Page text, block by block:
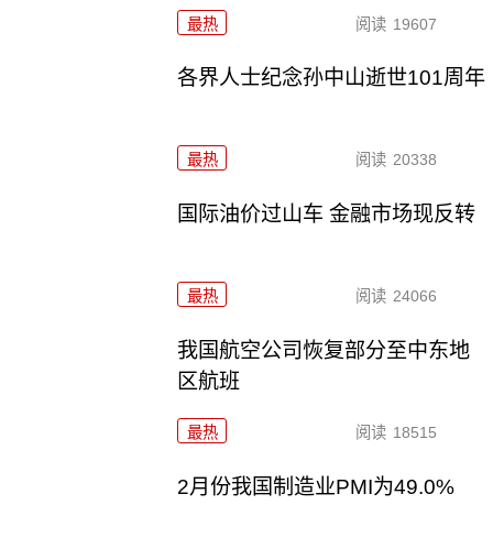
最热 阅读 19607
各界人士纪念孙中山逝世101周年
最热 阅读 20338
国际油价过山车 金融市场现反转
最热 阅读 24066
我国航空公司恢复部分至中东地
区航班
最热 阅读 18515
2月份我国制造业PMI为49.0%